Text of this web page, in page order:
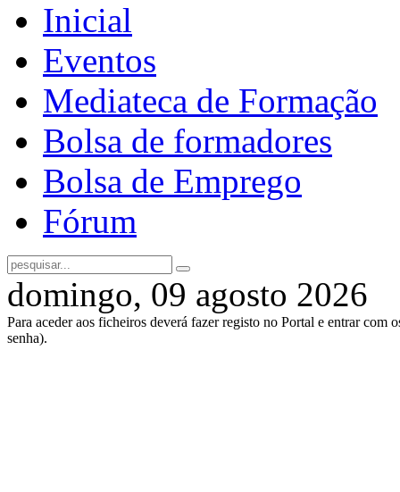
Inicial
Eventos
Mediateca de Formação
Bolsa de formadores
Bolsa de Emprego
Fórum
domingo, 09 agosto 2026
Para aceder aos ficheiros deverá fazer registo no Portal e entrar com
senha).